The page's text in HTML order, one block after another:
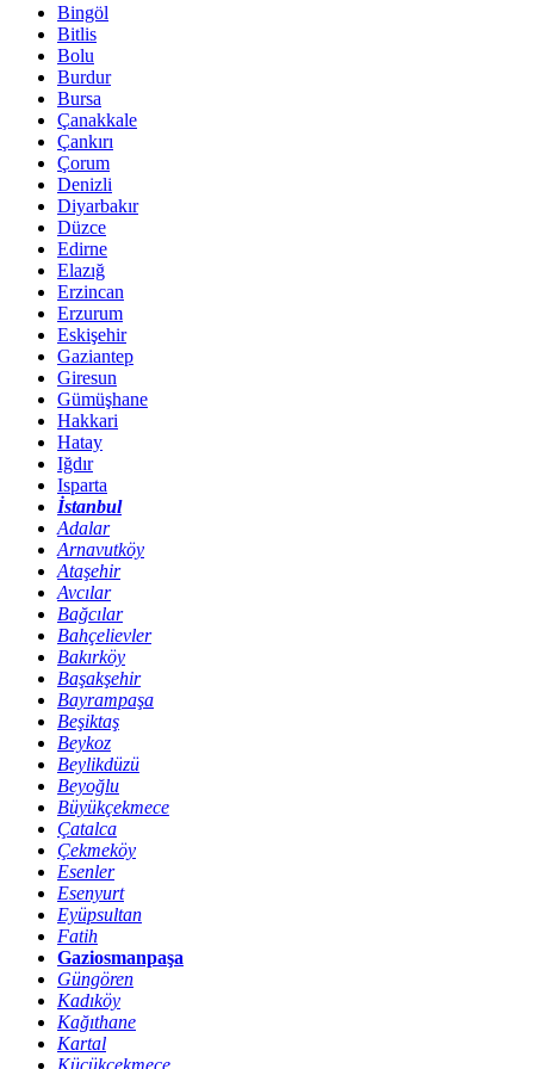
Bingöl
Bitlis
Bolu
Burdur
Bursa
Çanakkale
Çankırı
Çorum
Denizli
Diyarbakır
Düzce
Edirne
Elazığ
Erzincan
Erzurum
Eskişehir
Gaziantep
Giresun
Gümüşhane
Hakkari
Hatay
Iğdır
Isparta
İstanbul
Adalar
Arnavutköy
Ataşehir
Avcılar
Bağcılar
Bahçelievler
Bakırköy
Başakşehir
Bayrampaşa
Beşiktaş
Beykoz
Beylikdüzü
Beyoğlu
Büyükçekmece
Çatalca
Çekmeköy
Esenler
Esenyurt
Eyüpsultan
Fatih
Gaziosmanpaşa
Güngören
Kadıköy
Kağıthane
Kartal
Küçükçekmece